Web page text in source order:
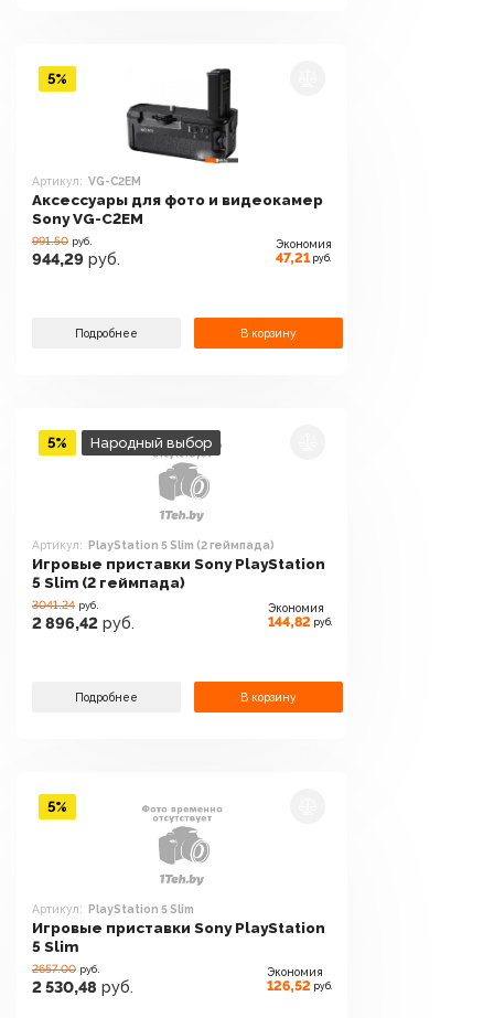
Артикул: VG-C2EM
Аксессуары для фото и видеокамер
Sony VG-C2EM
991.50 руб.
944,29 руб.
Экономия
47,21 руб.
Подробнее В корзину
5%
Артикул: PlayStation 5 Slim (2 геймпада)
Игровые приставки Sony PlayStation
5 Slim (2 геймпада)
3041.24 руб.
2 896,42 руб.
Экономия
144,82 руб.
Подробнее В корзину
5% Народный выбор
Артикул: PlayStation 5 Slim
Игровые приставки Sony PlayStation
5 Slim
2657.00 руб.
2 530,48 руб.
Экономия
126,52 руб.
5%